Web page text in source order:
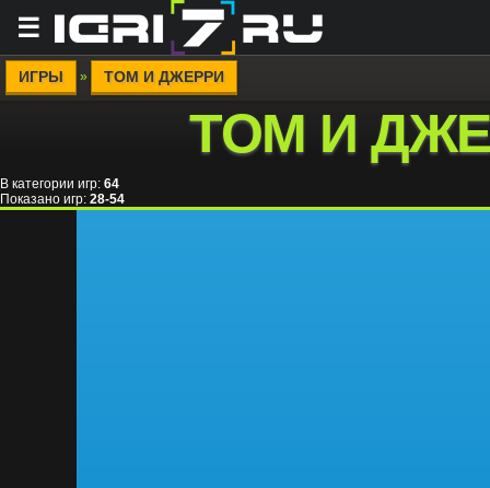
☰
ИГРЫ » ТОМ И ДЖЕРРИ
ТОМ И
В категории игр: 64
Показано игр: 28-54